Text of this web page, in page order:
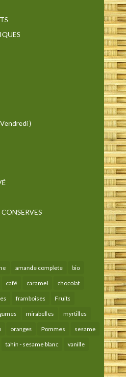
)
amande complete bio
café caramel chocolat
framboises Fruits
mirabelles myrtilles
oranges Pommes sesame
tahin - sesame blanc vanille